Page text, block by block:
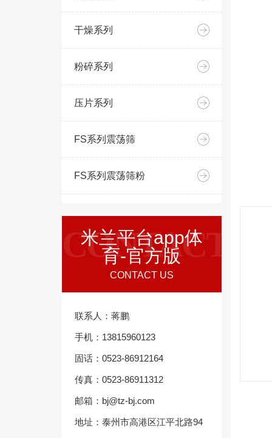
干燥系列
粉碎系列
压片系列
FS系列震荡筛
FS系列震荡筛粉
米兰平台app体
育-官方版
CONTACT US
CONTACT
联系人：蒋鹏
手机：13815960123
固话：0523-86912164
传真：0523-86911312
邮箱：bj@tz-bj.com
地址：泰州市高港区江平北路94